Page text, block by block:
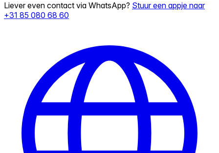
Liever even contact via WhatsApp? Stuur een appje naar
+31 85 080 68 60